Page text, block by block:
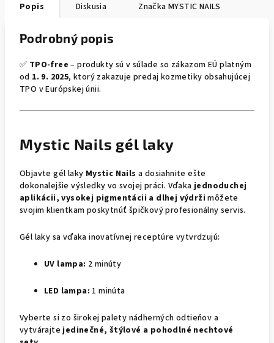
Popis Diskusia Značka MYSTIC NAILS
Podrobný popis
✅ TPO-free – produkty sú v súlade so zákazom EÚ platným
od 1. 9. 2025, ktorý zakazuje predaj kozmetiky obsahujúcej
TPO v Európskej únii.
Mystic Nails gél laky
Objavte gél laky Mystic Nails a dosiahnite ešte
dokonalejšie výsledky vo svojej práci. Vďakajednoduchej
aplikácii, vysokej pigmentácii a dlhej výdrži môžete
svojim klientkam poskytnúť špičkový profesionálny servis.
Gél laky sa vďaka inovatívnej receptúre vytvrdzujú:
UV lampa: 2 minúty
LED lampa: 1 minúta
Vyberte si zo širokej palety nádherných odtieňov a
vytvárajtejedinečné, štýlové a pohodlné nechtové